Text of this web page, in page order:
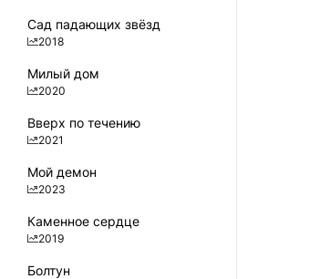
Сад падающих звёзд
2018
Милый дом
2020
Вверх по течению
2021
Мой демон
2023
Каменное сердце
2019
Болтун